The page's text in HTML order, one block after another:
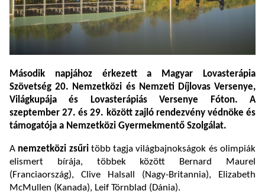
Második napjához érkezett a Magyar Lovasterápia
Szövetség 20. Nemzetközi és Nemzeti Díjlovas Versenye,
Világkupája és Lovasterápiás Versenye Fóton. A
szeptember 27. és 29. között zajló rendezvény védnöke és
támogatója a Nemzetközi Gyermekmentő Szolgálat.
A nemzetközi zsűritöbb tagja világbajnokságok és olimpiák
elismert bírája, többek között Bernard Maurel
(Franciaország), Clive Halsall (Nagy-Britannia), Elizabeth
McMullen (Kanada), Leif Törnblad (Dánia).